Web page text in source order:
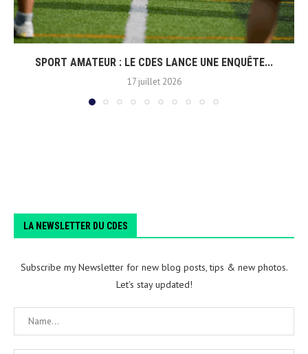
SPORT AMATEUR : LE CDES LANCE UNE ENQUÊTE...
17 juillet 2026
LA NEWSLETTER DU CDES
Subscribe my Newsletter for new blog posts, tips & new photos.
Let's stay updated!